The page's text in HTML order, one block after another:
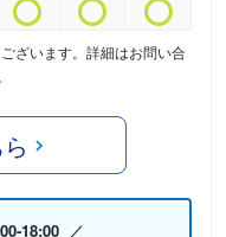
ざいます。詳細はお問い合
18:00